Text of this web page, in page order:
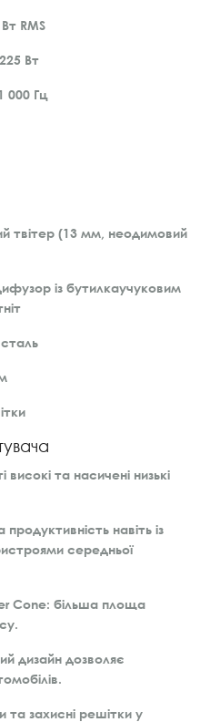
RMS
225 Вт
000 Гц
твітер (13 мм, неодимовий
із бутилкаучуковим
високі та насичені низькі
продуктивність навіть із
середньої
Cone: більша площа
дизайн дозволяє
та захисні решітки у